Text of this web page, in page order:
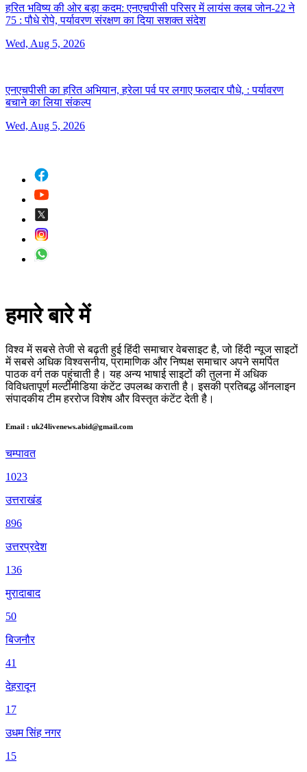
हरित भविष्य की ओर बड़ा कदम: एनएचपीसी परिसर में लायंस क्लब जोन-22 ने
75 :पौधे रोपे, पर्यावरण संरक्षण का दिया सशक्त संदेश
Wed, Aug 5, 2026
एनएचपीसी का हरित अभियान, हरेला पर्व पर लगाए फलदार पौधे, :पर्यावरण
बचाने का लिया संकल्प
Wed, Aug 5, 2026
हमारे बारे में
विश्व में सबसे तेजी से बढ़ती हुई हिंदी समाचार वेबसाइट है, जो हिंदी न्यूज साइटों
में सबसे अधिक विश्वसनीय, प्रामाणिक और निष्पक्ष समाचार अपने समर्पित
पाठक वर्ग तक पहुंचाती है। यह अन्य भाषाई साइटों की तुलना में अधिक
विविधतापूर्ण मल्टीमीडिया कंटेंट उपलब्ध कराती है। इसकी प्रतिबद्ध ऑनलाइन
संपादकीय टीम हररोज विशेष और विस्तृत कंटेंट देती है।
Email : uk24livenews.abid@gmail.com
चम्पावत
1023
उत्तराखंड
896
उत्तरप्रदेश
136
मुरादाबाद
50
बिजनौर
41
देहरादून
17
उधम सिंह नगर
15